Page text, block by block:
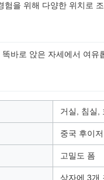
을 위해 다양한 위치로
바로 앉은 자세에서 여
거실, 침실,
중국 후이
고밀도 폼
상자에 3개